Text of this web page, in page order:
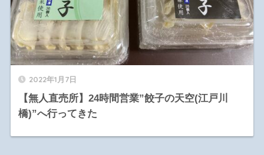
2022年1月7日
【無人直売所】24時間営業”餃子の天空(江戸川
橋)”へ行ってきた